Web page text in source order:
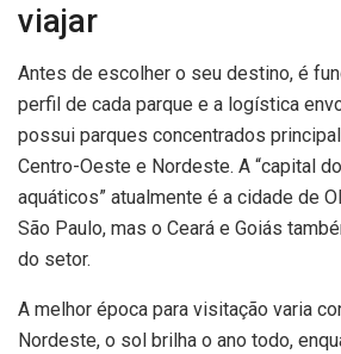
viajar
Antes de escolher o seu destino, é
perfil de cada parque e a logística
possui parques concentrados
Centro-Oeste e Nordeste. A “capital
aquáticos” atualmente é a cidade de
São Paulo, mas o Ceará e Goiás
do setor.
A melhor época para visitação varia
Nordeste, o sol brilha o ano todo,